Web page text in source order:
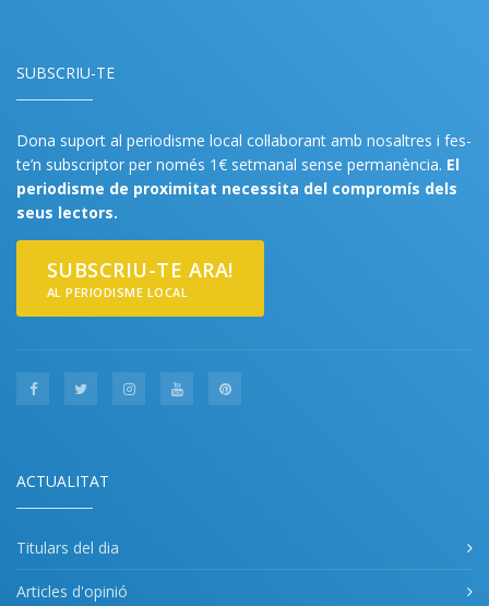
SUBSCRIU-TE
Dona suport al periodisme local col·laborant amb nosaltres i fes-
te’n subscriptor per només 1€ setmanal sense permanència. El
periodisme de proximitat necessita del compromís dels
seus lectors.
SUBSCRIU-TE ARA!
AL PERIODISME LOCAL
ACTUALITAT
Titulars del dia
Articles d'opinió